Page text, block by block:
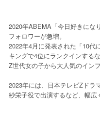
2020年ABEMA「今日好きにな
フォロワーが急増。
2022年4月に発表された「10代
キングで4位にランクインするな
Z世代女の子から大人気のイン
2023年には、日本テレビZドラ
紗栄子役で出演するなど、幅広